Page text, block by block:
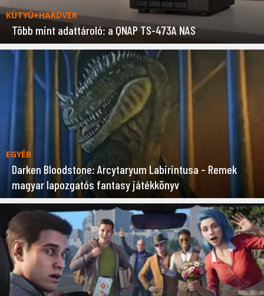
KÜTYÜ+HARDVER
Több mint adattároló: a QNAP TS-473A NAS
EGYÉB
Darken Bloodstone: Arcytaryum Labirintusa – Remek
magyar lapozgatós fantasy játékkönyv